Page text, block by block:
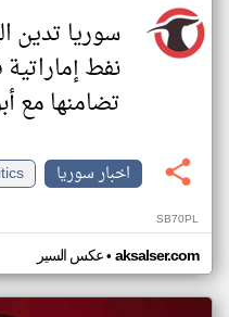
سوريا تدين
نفط
تضامنها مع
اخبار سوريا
SB70PL
عكس السير• aksalser.com